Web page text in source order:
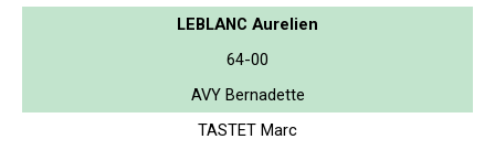
LEBLANC Aurelien
64-00
AVY Bernadette
TASTET Marc